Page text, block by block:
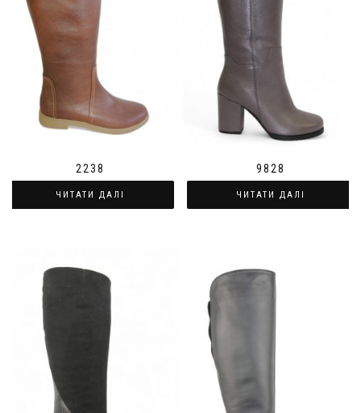
2238
ЧИТАТИ ДАЛІ
9828
ЧИТАТИ ДАЛІ